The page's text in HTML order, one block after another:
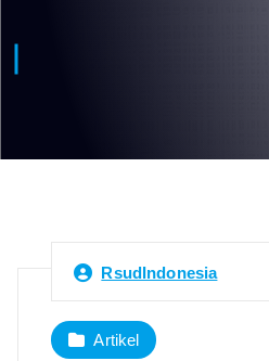
RsudIndonesia
Artikel